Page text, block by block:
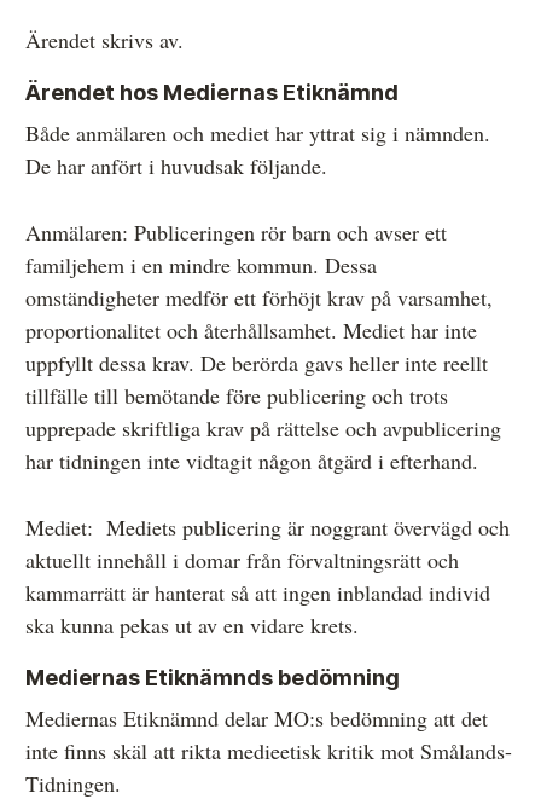
Ärendet skrivs av.
Ärendet hos Mediernas Etiknämnd
Både anmälaren och mediet har yttrat sig i nämnden.
De har anfört i huvudsak följande.
Anmälaren: Publiceringen rör barn och avser ett
familjehem i en mindre kommun. Dessa
omständigheter medför ett förhöjt krav på varsamhet,
proportionalitet och återhållsamhet. Mediet har inte
uppfyllt dessa krav. De berörda gavs heller inte reellt
tillfälle till bemötande före publicering och trots
upprepade skriftliga krav på rättelse och avpublicering
har tidningen inte vidtagit någon åtgärd i efterhand.
Mediet: Mediets publicering är noggrant övervägd och
aktuellt innehåll i domar från förvaltningsrätt och
kammarrätt är hanterat så att ingen inblandad individ
ska kunna pekas ut av en vidare krets.
Mediernas Etiknämnds bedömning
Mediernas Etiknämnd delar MO:s bedömning att det
inte finns skäl att rikta medieetisk kritik mot Smålands-
Tidningen.